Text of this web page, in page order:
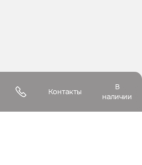
Контакты
В
наличии